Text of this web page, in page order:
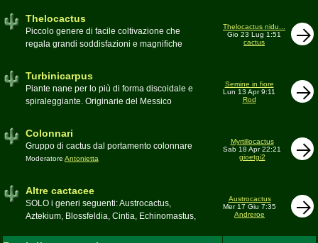
Thelocactus
Piccolo genere di facile coltivazione che
regala grandi soddisfazioni e magnifiche
Thelocactus nidu...
Gio 23 Lug 1:51
cactus
Turbinicarpus
Piante nane per lo più di forma discoidale e
spiraleggiante. Originarie del Messico
Semine in fiore
Lun 13 Apr 9:11
Rod
Colonnari
Gruppo di cactus dal portamento colonnare
Moderatore Antonietta
Myrtillocactus
Sab 18 Apr 22:21
gioetgi2
Altre cactacee
SOLO i generi seguenti: Austrocactus,
Aztekium, Blossfeldia, Cintia, Echinomastus,
Austrocactus
Mer 17 Giu 7:35
Andreroe